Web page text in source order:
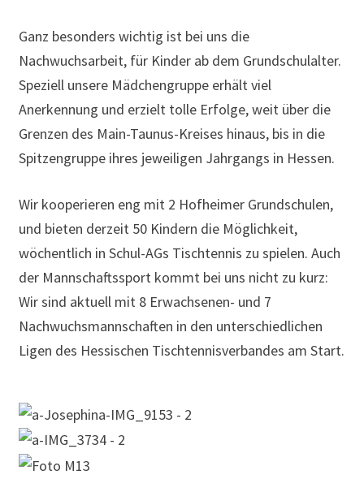
Ganz besonders wichtig ist bei uns die
Nachwuchsarbeit, für Kinder ab dem Grundschulalter.
Speziell unsere Mädchengruppe erhält viel
Anerkennung und erzielt tolle Erfolge, weit über die
Grenzen des Main-Taunus-Kreises hinaus, bis in die
Spitzengruppe ihres jeweiligen Jahrgangs in Hessen.
Wir kooperieren eng mit 2 Hofheimer Grundschulen,
und bieten derzeit 50 Kindern die Möglichkeit,
wöchentlich in Schul-AGs Tischtennis zu spielen. Auch
der Mannschaftssport kommt bei uns nicht zu kurz:
Wir sind aktuell mit 8 Erwachsenen- und 7
Nachwuchsmannschaften in den unterschiedlichen
Ligen des Hessischen Tischtennisverbandes am Start.